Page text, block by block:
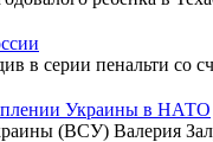
в серии пенальти со
Украины в НАТО
(ВСУ) Валерия